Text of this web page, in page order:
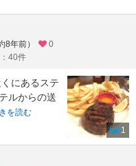
年前）
0
40件
にあるステ
ルからの送
を読む
1